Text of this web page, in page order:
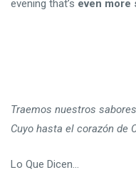
evening that’s even more
Traemos nuestros
Cuyo hasta el corazón de
Lo Que Dicen…